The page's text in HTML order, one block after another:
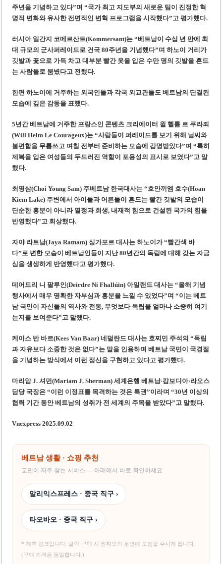
주년을 기념하고 있다”며 “국가 최고 지도부의 새로운 팀이 진정한 혁
명적 변화와 유사한 전면적인 변혁 프로그램을 시작했다”고 평가했다.
러시아 일간지 코메르산트(Kommersant)는 “베트남이 수십 년 만에 최
대 규모의 군사퍼레이드로 건국 80주년을 기념했다”며 하노이 거리가
깃발과 꽃으로 가득 차고 대부분 빨간 옷을 입은 수만 명의 깃발을 흔드
는 사람들로 붐볐다고 전했다.
한편 하노이에 거주하는 외국인들과 각국 외교관들도 베트남의 단결된
모습에 깊은 감동을 표했다.
5년간 베트남에 거주한 프랑스인 콘텐츠 크리에이터 윌 헬름 르 쿠라죄
(Will Helm Le Courageux)는 “사람들이 퍼레이드를 보기 위해 날씨와
불편함을 무릅쓰고 며칠 전부터 준비하는 모습에 감명받았다”며 “특히
제복을 입은 여성들의 두드러진 역할이 포용성의 표시로 보였다”고 말
했다.
최영삼(Choi Young Sam) 주베트남 한국대사는 “호안끼엠 호수(Hoan
Kiem Lake) 주변에서 아이들과 어른들이 흔드는 빨간 깃발의 모습이
단순한 흥분이 아니라 열정과 희생, 내재적 힘으로 건설된 국가의 힘을
반영했다”고 회상했다.
자야 라트남(Jaya Ratnam) 싱가포르 대사는 하노이가 “빨간색 바
다”로 변한 모습이 베트남인들이 지난 80년간의 독립에 대해 갖는 자긍
심을 생생하게 반영했다고 평가했다.
데어드리 니 팔루인(Deirdre Ní Fhallúin) 아일랜드 대사는 “올해 기념
행사에서 매우 명확한 자부심과 흥분을 느낄 수 있었다”며 “이는 베트
남 국민이 자신들의 역사와 전통, 무엇보다 독립을 얼마나 소중히 여기
는지를 보여준다”고 말했다.
케이스 반 바르(Kees Van Baar) 네덜란드 대사는 호찌민 주석의 “독립
과 자유보다 소중한 것은 없다”는 말을 인용하며 베트남 국민이 국경절
을 기념하는 방식에서 이런 정신을 구현하고 있다고 평가했다.
마리암 J. 셔먼(Mariam J. Sherman) 세계은행 베트남·캄보디아·라오스
담당 국장은 “이런 이정표를 목격하는 것은 특권”이라며 “30년 이상의
협력 기간 동안 베트남의 성취가 전 세계의 주목을 받았다”고 말했다.
Vnexpress 2025.09.02
베트남 생활 · 쇼핑 추천
교민이 자주 찾는 서비스 — 아래에서 바로 확인하세요
알리익스프레스 · 중국 직구 ›
타오바오 · 중국 직구 ›
* 제휴 링크입니다. 클릭·구매 시 씬짜오의 운영에 도움을 주시게 됩니다.
(구매 가격은 동일합니다.)